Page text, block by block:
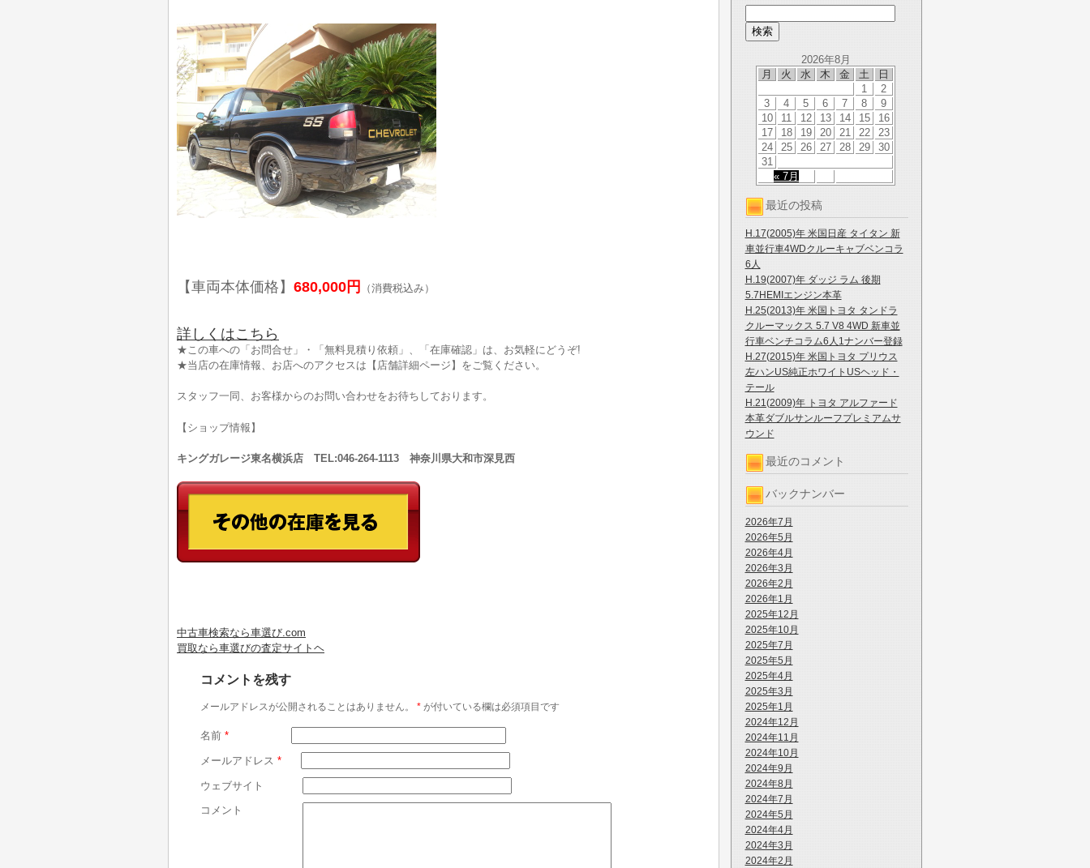
【車両本体価格】 680,000円 （消費税込み）
詳しくはこちら
★この車への「お問合せ」・「無料見積り依頼」、「在庫確認」は、お気軽にどうぞ!
★当店の在庫情報、お店へのアクセスは【店舗詳細ページ】をご覧ください。
スタッフ一同、お客様からのお問い合わせをお待ちしております。
【ショップ情報】
キングガレージ東名横浜店 TEL:046-264-1113 神奈川県大和市深見西
中古車検索なら車選び.com
買取なら車選びの査定サイトヘ
コメントを残す
メールアドレスが公開されることはありません。 * が付いている欄は必須項目です
名前 *
メールアドレス *
ウェブサイト
コメント
2026年8月
月
火 水 木 金 土 日
« 7月
1
2
3
4 5 6 7 8
9
10
11 12 13 14 15
16
17
18 19 20 21 22
23
24
25 26 27 28 29
30
31
最近の投稿
H.17(2005)年 米国日産 タイタン 新
車並行車4WDクルーキャブベンコラ
6人
H.19(2007)年 ダッジ ラム 後期
5.7HEMIエンジン本革
H.25(2013)年 米国トヨタ タンドラ
クルーマックス 5.7 V8 4WD 新車並
行車ベンチコラム6人1ナンバー登録
H.27(2015)年 米国トヨタ プリウス
左ハンUS純正ホワイトUSヘッド・
テール
H.21(2009)年 トヨタ アルファード
本革ダブルサンルーフプレミアムサ
ウンド
最近のコメント
バックナンバー
2026年7月
2026年5月
2026年4月
2026年3月
2026年2月
2026年1月
2025年12月
2025年10月
2025年7月
2025年5月
2025年4月
2025年3月
2025年1月
2024年12月
2024年11月
2024年10月
2024年9月
2024年8月
2024年7月
2024年5月
2024年4月
2024年3月
2024年2月